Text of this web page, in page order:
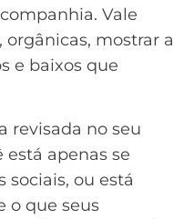
Vale
mostrar a
e baixos que
revisada no seu
está apenas se
ou está
o que seus